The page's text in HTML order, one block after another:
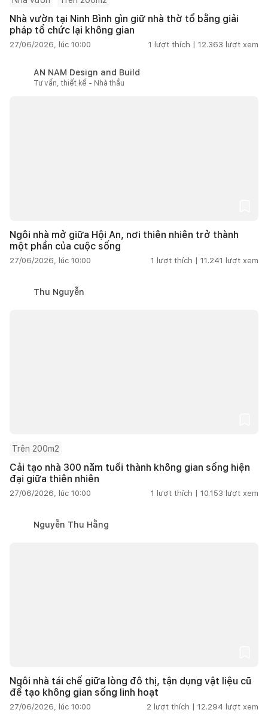
Nhà vườn tại Ninh Bình gìn giữ nhà thờ tổ bằng giải
pháp tổ chức lại không gian
27/06/2026, lúc 10:00 1 lượt thích | 12.363 lượt xem
AN NAM Design and Build
Tư vấn, thiết kế - Nhà thầu
Ngôi nhà mở giữa Hội An, nơi thiên nhiên trở thành
một phần của cuộc sống
27/06/2026, lúc 10:00 1 lượt thích | 11.241 lượt xem
Thu Nguyễn
Trên 200m2
Cải tạo nhà 300 năm tuổi thành không gian sống hiện
đại giữa thiên nhiên
27/06/2026, lúc 10:00 1 lượt thích | 10.153 lượt xem
Nguyễn Thu Hằng
Ngôi nhà tái chế giữa lòng đô thị, tận dụng vật liệu cũ
để tạo không gian sống linh hoạt
27/06/2026, lúc 10:00 2 lượt thích | 12.294 lượt xem